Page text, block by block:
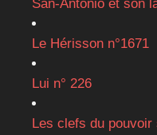
San-Antonio et son
Le Hérisson n°1671
Lui n° 226
Les clefs du